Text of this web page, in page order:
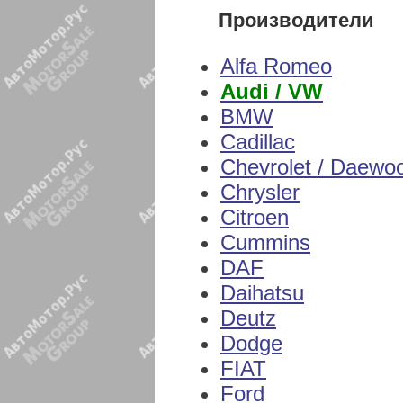
Производители
Alfa Romeo
Audi / VW
BMW
Cadillac
Chevrolet /
Chrysler
Citroen
Cummins
DAF
Daihatsu
Deutz
Dodge
FIAT
Ford